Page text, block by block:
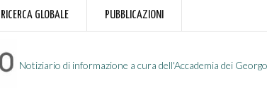
GLOBALE PUBBLICAZIONI
Notiziario di informazione a cura dell'Accademia dei